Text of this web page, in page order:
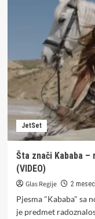
VIDEO:
Anđelka
Prpić
pokazala
kako
žene
ulaze
u
more,
pa
nasmijala
region
JetSet
Šta znači Kababa
(VIDEO)
Glas Regije 2
Pjesma "Kababa" sa
je predmet